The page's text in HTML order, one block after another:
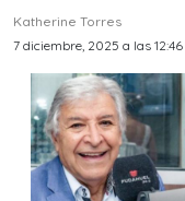
Katherine Torres
7 diciembre, 2025 a las 12:46